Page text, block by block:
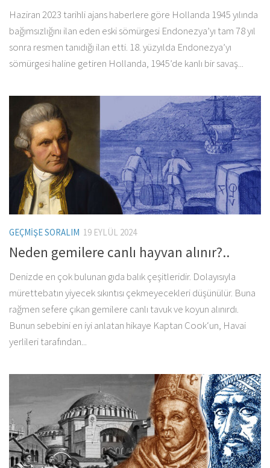
Haziran 2023 tarihli ajans haberlere göre Hollanda 1945 yılında
bağımsızlığını ilan eden eski sömürgesi Endonezya’yı tam 78 yıl
sonra resmen tanıdığı ilan etti. 18. yüzyılda Endonezya’yı
sömürgesi haline getiren Hollanda, 1945’de kanlı bir savaş...
GEÇMIŞE SORALIM 19 EYLÜL 2024
Neden gemilere canlı hayvan alınır?..
Denizde en çok bulunan gıda balık çeşitleridir. Dolayısıyla
mürettebatın yiyecek sıkıntısı çekmeyecekleri düşünülür. Buna
rağmen sefere çıkan gemilere canlı tavuk ve koyun alınırdı.
Bunun sebebini en iyi anlatan hikaye Kaptan Cook‘un, Havai
yerlileri tarafından...